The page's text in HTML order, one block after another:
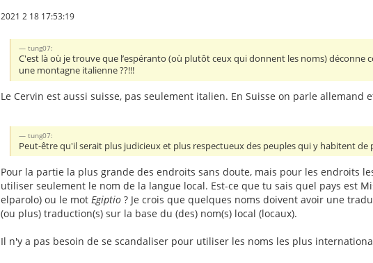
2021 2 18 17:53:19
tung07:
C'est là où je trouve que l’espéranto (où plutôt ceux qui donnent les noms) déconne
une montagne italienne ??!!!
Le Cervin est aussi suisse, pas seulement italien. En Suisse on parle
tung07:
Peut-être qu'il serait plus judicieux et plus respectueux des peuples qui y habitent de
Pour la partie la plus grande des endroits sans doute, mais pour les endroits
utiliser seulement le nom de la langue local. Est-ce que tu sais quel pays est
elparolo) ou le mot Egiptio ? Je crois que quelques noms doivent avoir une
(ou plus) traduction(s) sur la base du (des) nom(s) local (locaux).
Il n'y a pas besoin de se scandaliser pour utiliser les noms les plus